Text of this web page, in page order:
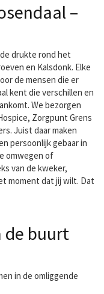
–
drukte rond het
en Kalsdonk. Elke
de mensen die er
kent die verschillen en
We bezorgen
Zorgpunt Grens
Juist daar maken
persoonlijk gebaar in
omwegen of
van de kweker,
moment dat jij wilt. Dat
de buurt
in de omliggende